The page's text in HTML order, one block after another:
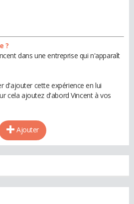
?
dans une entreprise qui n'apparaît
d'ajouter cette expérience en lui
cela ajoutez d'abord Vincent à vos
Ajouter